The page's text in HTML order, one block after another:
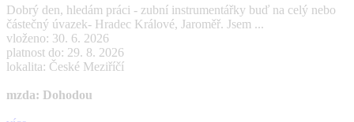
Dobrý den, hledám práci - zubní instrumentářky buď na celý nebo
částečný úvazek- Hradec Králové, Jaroměř. Jsem ...
vloženo: 30. 6. 2026
platnost do: 29. 8. 2026
lokalita: České Meziříčí
mzda: Dohodou